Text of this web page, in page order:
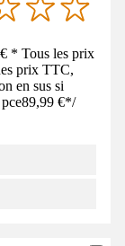
* Tous les prix
prix TTC,
en sus si
89,99 €*/